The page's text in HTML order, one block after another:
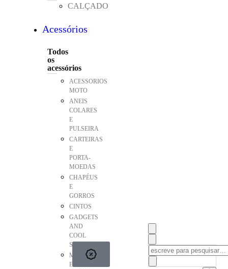
CALÇADO
Acessórios
Todos
os
acessórios
ACESSORIOS
MOTO
ANEIS
COLARES
E
PULSEIRA
CARTEIRAS
E
PORTA-
MOEDAS
CHAPÉUS
E
GORROS
CINTOS
GADGETS
AND
COOL
STUFF
MEIAS
E